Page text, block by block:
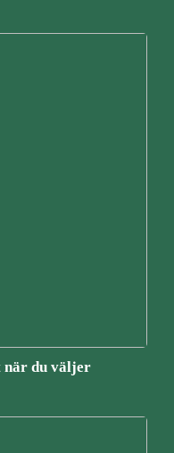
när du väljer